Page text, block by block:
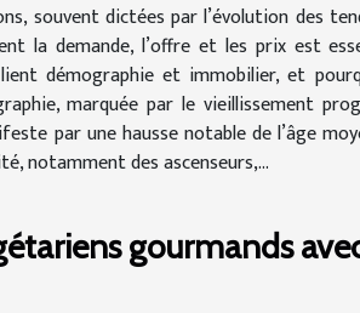
souvent dictées par l’évolution des
la demande, l’offre et les prix est
démographie et immobilier, et
marquée par le vieillissement
par une hausse notable de l’âge
notamment des ascenseurs,...
gourmands